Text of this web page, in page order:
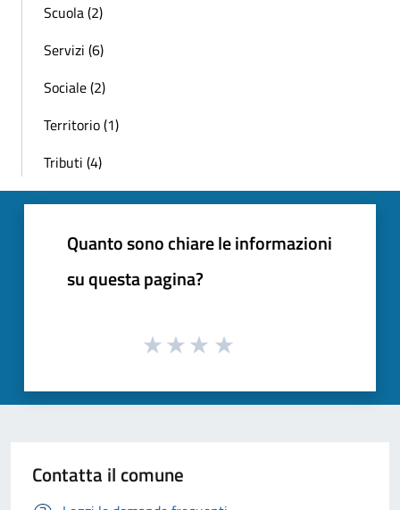
Scuola (2)
Servizi (6)
Sociale (2)
Territorio (1)
Tributi (4)
Quanto sono chiare le informazioni
su questa pagina?
Contatta il comune